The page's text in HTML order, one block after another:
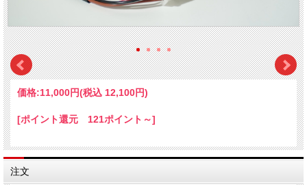
価格:11,000円(税込 12,100円)
[ポイント還元 121ポイント～]
注文